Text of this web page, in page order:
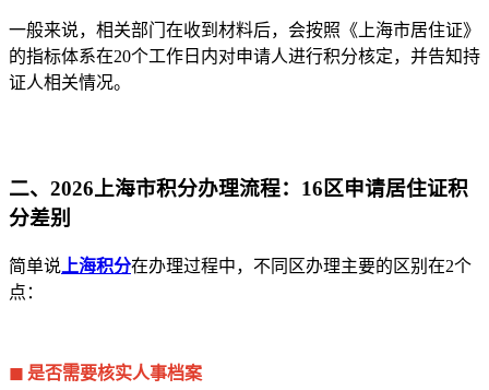
一般来说，相关部门在收到材料后，会按照《上海市居住证》
的指标体系在20个工作日内对申请人进行积分核定，并告知持
证人相关情况。
二、2026上海市积分办理流程：16区申请居住证积
分差别
简单说 上海积分在办理过程中，不同区办理主要的区别在2个
点：
◼ 是否需要核实人事档案